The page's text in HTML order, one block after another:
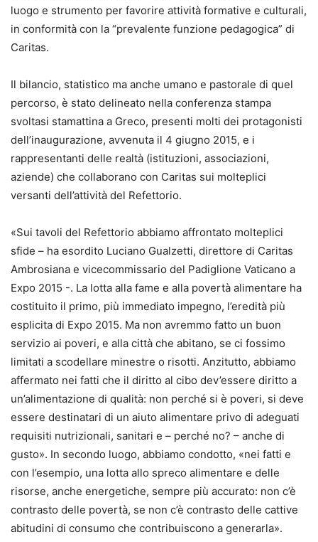
luogo e strumento per favorire attività formative e culturali,
in conformità con la “prevalente funzione pedagogica” di
Caritas.
Il bilancio, statistico ma anche umano e pastorale di quel
percorso, è stato delineato nella conferenza stampa
svoltasi stamattina a Greco, presenti molti dei protagonisti
dell’inaugurazione, avvenuta il 4 giugno 2015, e i
rappresentanti delle realtà (istituzioni, associazioni,
aziende) che collaborano con Caritas sui molteplici
versanti dell’attività del Refettorio.
«Sui tavoli del Refettorio abbiamo affrontato molteplici
sfide – ha esordito Luciano Gualzetti, direttore di Caritas
Ambrosiana e vicecommissario del Padiglione Vaticano a
Expo 2015 -. La lotta alla fame e alla povertà alimentare ha
costituito il primo, più immediato impegno, l’eredità più
esplicita di Expo 2015. Ma non avremmo fatto un buon
servizio ai poveri, e alla città che abitano, se ci fossimo
limitati a scodellare minestre o risotti. Anzitutto, abbiamo
affermato nei fatti che il diritto al cibo dev’essere diritto a
un’alimentazione di qualità: non perché si è poveri, si deve
essere destinatari di un aiuto alimentare privo di adeguati
requisiti nutrizionali, sanitari e – perché no? – anche di
gusto». In secondo luogo, abbiamo condotto, «nei fatti e
con l’esempio, una lotta allo spreco alimentare e delle
risorse, anche energetiche, sempre più accurato: non c’è
contrasto delle povertà, se non c’è contrasto delle cattive
abitudini di consumo che contribuiscono a generarla».